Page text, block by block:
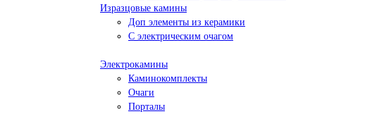
Изразцовые камины
Доп элементы из керамики
С электрическим очагом
Электрокамины
Каминокомплекты
Очаги
Порталы